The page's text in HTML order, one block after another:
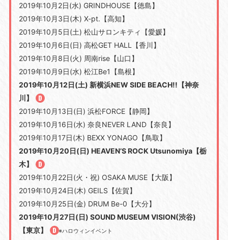
2019年10月2日(水) GRINDHOUSE【徳島】
2019年10月3日(木) X-pt.【高知】
2019年10月5日(土) 松山サロンキティ【愛媛】
2019年10月6日(日) 高松GET HALL【香川】
2019年10月8日(火) 周南rise【山口】
2019年10月9日(水) 松江Be1【島根】
2019年10月12日(土) 新横浜NEW SIDE BEACH!!【神奈
川】
2019年10月13日(日) 浜松FORCE【静岡】
2019年10月16日(水) 奈良NEVER LAND【奈良】
2019年10月17日(木) BEXX YONAGO【鳥取】
2019年10月20日(日) HEAVEN’S ROCK Utsunomiya【栃
木】
2019年10月22日(火・祝) OSAKA MUSE【大阪】
2019年10月24日(木) GEILS【佐賀】
2019年10月25日(金) DRUM Be-0【大分】
2019年10月27日(日) SOUND MUSEUM VISION(渋谷)
【東京】
※ハロウィンイベント